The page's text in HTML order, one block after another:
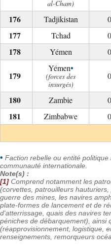
al-Cham)
Tadjikistan 0
Tchad
0
Yémen
0
Yémen•
(forces des
insurgés)
0
Zambie 0
Zimbabwe
0
• Faction rebelle ou entité
communauté internationale.
Note(s) :
[1] Comprend notamment les
(corvettes, patrouilleurs
guerre des mines, les navires
plate-formes de lancement et de
d'atterrissage, quais des navires
péniches de débarquement), ainsi
(réapprovisionnement, logistique,
renseignements, remorqueurs